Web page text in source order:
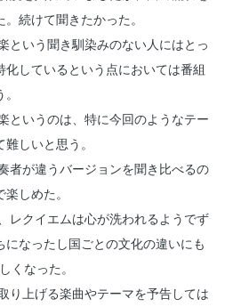
続けて聞きたかった。
いう聞き馴染みのない人にはとっ
化しているという点においては番組
いうのは、特に今回のようなテー
しいと思う。
が違うバージョンを聞き比べるの
しめた。
クイエムは心が洗われるようでず
になったし国ごとの文化の違いにも
くなった。
上げる楽曲やテーマを予告しては